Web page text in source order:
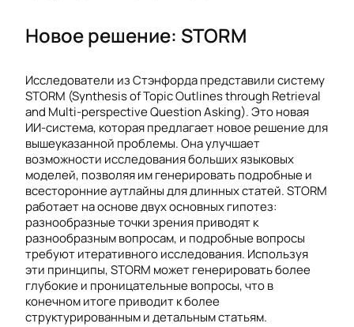
Новое решение: STORM
Исследователи из Стэнфорда представили систему
STORM (Synthesis of Topic Outlines through Retrieval
and Multi-perspective Question Asking). Это новая
ИИ-система, которая предлагает новое решение для
вышеуказанной проблемы. Она улучшает
возможности исследования больших языковых
моделей, позволяя им генерировать подробные и
всесторонние аутлайны для длинных статей. STORM
работает на основе двух основных гипотез:
разнообразные точки зрения приводят к
разнообразным вопросам, и подробные вопросы
требуют итеративного исследования. Используя
эти принципы, STORM может генерировать более
глубокие и проницательные вопросы, что в
конечном итоге приводит к более
структурированным и детальным статьям.